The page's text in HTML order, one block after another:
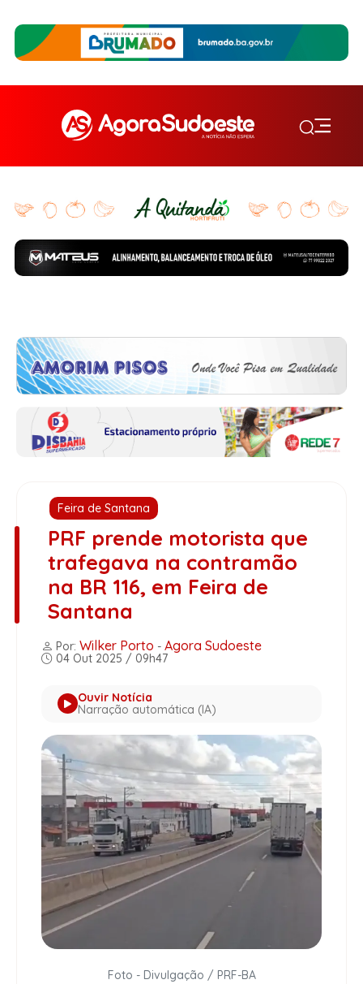
Feira de Santana
PRF prende motorista que
trafegava na contramão
na BR 116, em Feira de
Santana
Por: Wilker Porto - Agora Sudoeste
04 Out 2025 / 09h47
Ouvir Notícia
Narração automática (IA)
Foto - Divulgação / PRF-BA